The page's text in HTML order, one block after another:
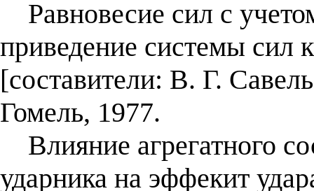
Равновесие сил с
приведение системы сил
[составители: В. Г.
Гомель, 1977.
Влияние агрегатного
ударника на эффекит